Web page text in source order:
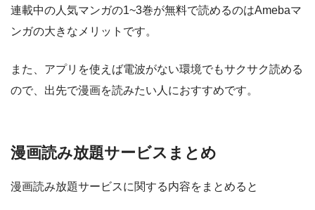
連載中の人気マンガの1~3巻が無料で読めるのはAmebaマ
ンガの大きなメリットです。
また、アプリを使えば電波がない環境でもサクサク読める
ので、出先で漫画を読みたい人におすすめです。
漫画読み放題サービスまとめ
漫画読み放題サービスに関する内容をまとめると